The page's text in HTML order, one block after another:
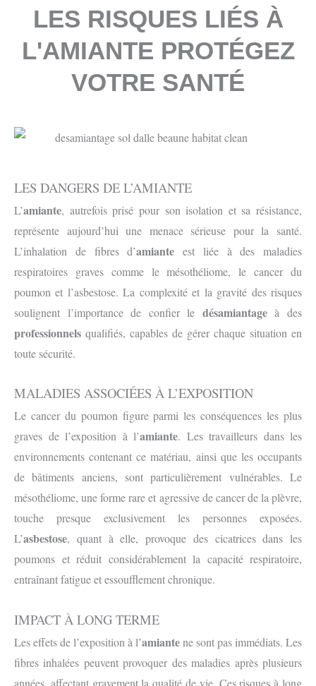
LES RISQUES LIÉS À
L'AMIANTE PROTÉGEZ
VOTRE SANTÉ
LES DANGERS DE L’AMIANTE
L’amiante, autrefois prisé pour son isolation et sa résistance,
représente aujourd’hui une menace sérieuse pour la santé.
L’inhalation de fibres d’amiante est liée à des maladies
respiratoires graves comme le mésothéliome, le cancer du
poumon et l’asbestose. La complexité et la gravité des risques
soulignent l’importance de confier le désamiantageà des
professionnels qualifiés, capables de gérer chaque situation en
toute sécurité.
MALADIES ASSOCIÉES À L’EXPOSITION
Le cancer du poumon figure parmi les conséquences les plus
graves de l’exposition à l’amiante. Les travailleurs dans les
environnements contenant ce matériau, ainsi que les occupants
de bâtiments anciens, sont particulièrement vulnérables. Le
mésothéliome, une forme rare et agressive de cancer de la plèvre,
touche presque exclusivement les personnes exposées.
L’asbestose, quant à elle, provoque des cicatrices dans les
poumons et réduit considérablement la capacité respiratoire,
entraînant fatigue et essoufflement chronique.
IMPACT À LONG TERME
Les effets de l’exposition à l’amiantene sont pas immédiats. Les
fibres inhalées peuvent provoquer des maladies après plusieurs
années, affectant gravement la qualité de vie. Ces risques à long